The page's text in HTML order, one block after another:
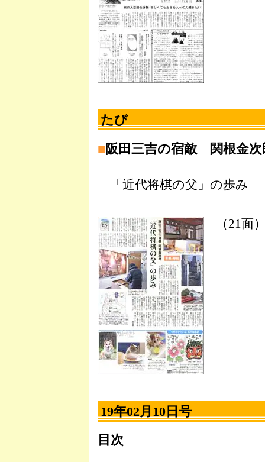
たび
■阪田三吉の宿敵 関根金
「近代将棋の父」の歩み
（21面
19年02月10日号
目次